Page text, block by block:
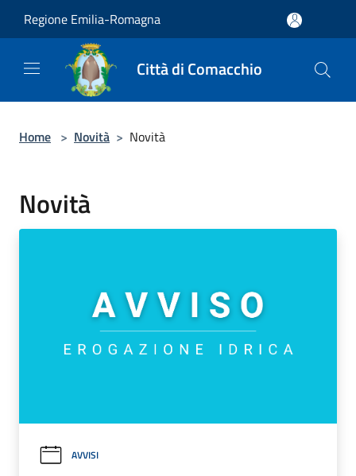
Regione Emilia-Romagna
Città di Comacchio
Home > Novità > Novità
Novità
AVVISI